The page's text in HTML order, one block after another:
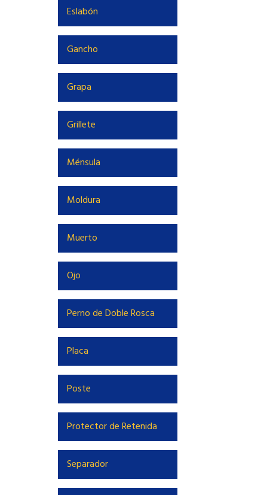
Eslabón
Gancho
Grapa
Grillete
Ménsula
Moldura
Muerto
Ojo
Perno de Doble Rosca
Placa
Poste
Protector de Retenida
Separador